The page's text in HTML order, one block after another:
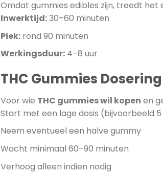
Omdat gummies edibles zijn, treedt
Inwerktijd:30–60 minuten
Piek: rond 90 minuten
Werkingsduur: 4–8 uur
THC Gummies
Voor wie THC gummies wil kopen en
Start met een lage dosis (bijvoorbeeld 5
Neem eventueel een halve gummy
Wacht minimaal 60–90 minuten
Verhoog alleen indien nodig